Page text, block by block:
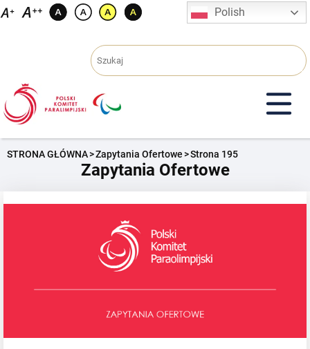
Przejdź
Polish
STRONA GŁÓWNA>Zapytania Ofertowe>Strona 195
Zapytania Ofertowe